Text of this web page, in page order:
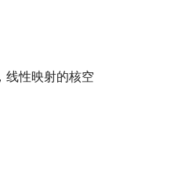
线性映射的核空